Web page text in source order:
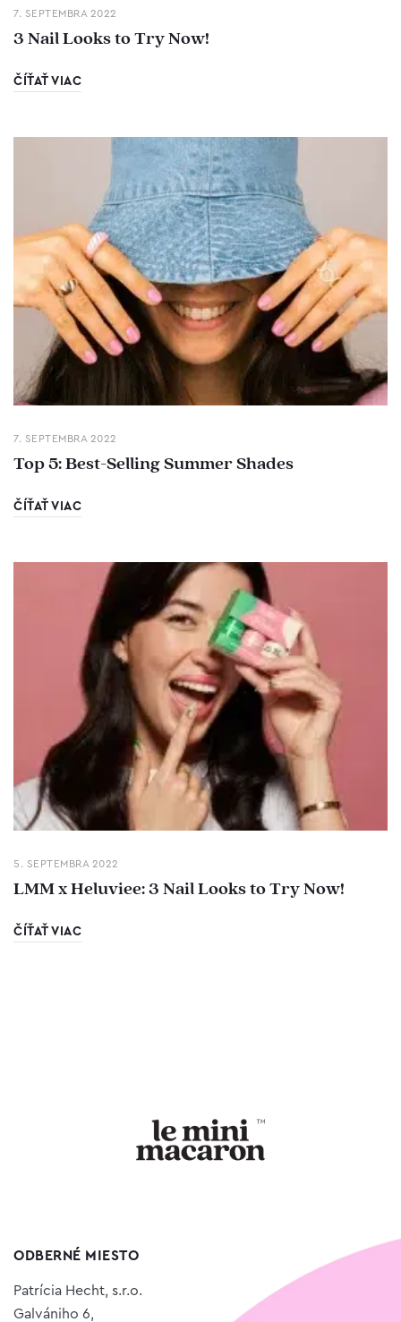
7. SEPTEMBRA 2022
3 Nail Looks to Try Now!
ČÍŤAŤ VIAC
7. SEPTEMBRA 2022
Top 5: Best-Selling Summer Shades
ČÍŤAŤ VIAC
5. SEPTEMBRA 2022
LMM x Heluviee: 3 Nail Looks to Try Now!
ČÍŤAŤ VIAC
ODBERNÉ MIESTO
Patrícia Hecht, s.r.o.
Galvániho 6,